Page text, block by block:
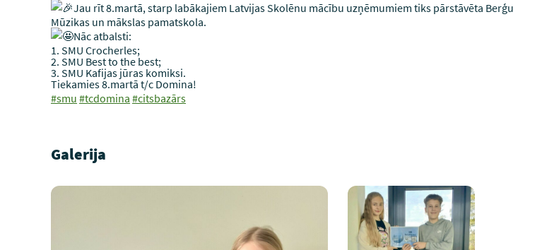
Jau rīt 8.martā, starp labākajiem Latvijas Skolēnu mācību uzņēmumiem tiks pārstāvēta Berģu
Mūzikas un mākslas pamatskola.
Nāc atbalsti:
1. SMU Crocherles;
2. ⁠SMU Best to the best;
3. ⁠SMU Kafijas jūras komiksi.
Tiekamies 8.martā t/c Domina!
#smu #tcdomina #citsbazārs
Galerija